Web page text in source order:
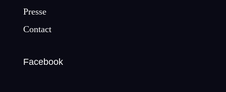
Presse
Contact
Facebook